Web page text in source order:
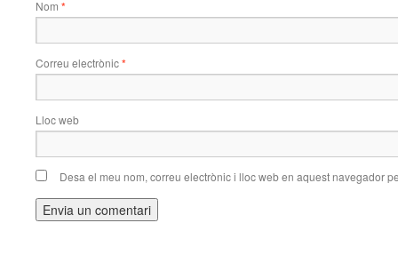
Nom *
Correu electrònic*
Lloc web
Desa el meu nom, correu electrònic i lloc web en aquest navegador